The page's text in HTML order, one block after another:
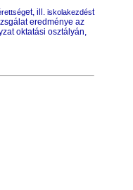
et, ill. iskolakezdést
eredménye az
oktatási osztályán,